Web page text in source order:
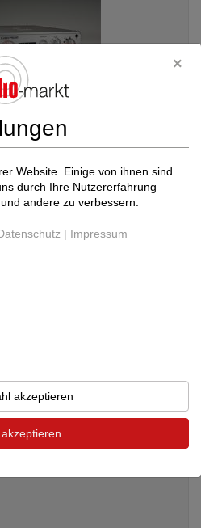
Website. Einige von ihnen sind
durch Ihre Nutzererfahrung
andere zu verbessern.
| Impressum
akzeptieren